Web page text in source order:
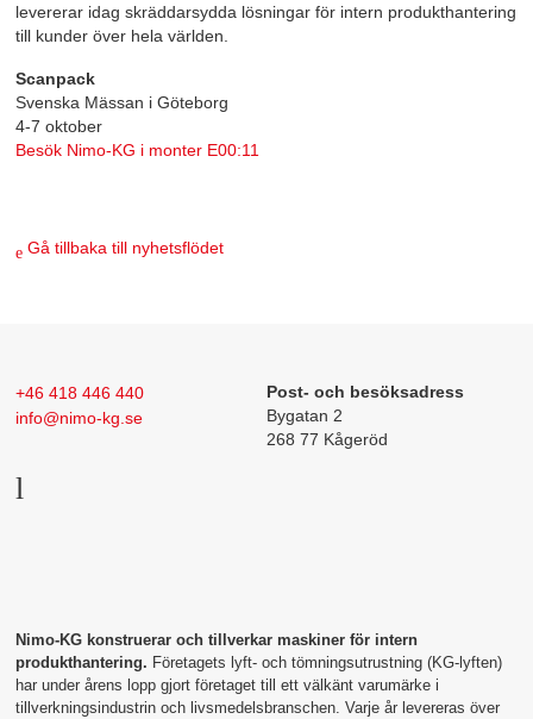
levererar idag skräddarsydda lösningar för intern produkthantering
till kunder över hela världen.
Scanpack
Svenska Mässan i Göteborg
4-7 oktober
Besök Nimo-KG i monter E00:11
Gå tillbaka till nyhetsflödet
+46 418 446 440
info@nimo-kg.se
Post- och besöksadress
Bygatan 2
268 77 Kågeröd
Nimo-KG konstruerar och tillverkar maskiner för intern
produkthantering. Företagets lyft- och tömningsutrustning (KG-lyften)
har under årens lopp gjort företaget till ett välkänt varumärke i
tillverkningsindustrin och livsmedelsbranschen. Varje år levereras över